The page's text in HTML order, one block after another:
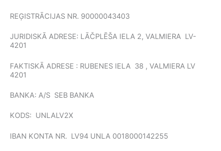
REĢISTRĀCIJAS NR. 90000043403
JURIDISKĀ ADRESE: LĀČPLĒŠA IELA 2, VALMIERA LV-
4201
FAKTISKĀ ADRESE : RUBENES IELA 38 , VALMIERA LV
4201
BANKA: A/S SEB BANKA
KODS: UNLALV2X
IBAN KONTA NR. LV94 UNLA 0018000142255